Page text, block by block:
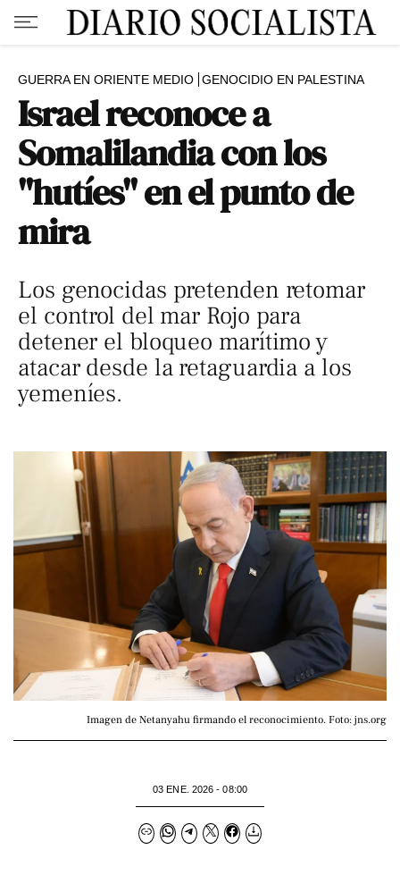
GUERRA EN ORIENTE MEDIO GENOCIDIO EN PALESTINA
Israel reconoce a
Somalilandia con los
"hutíes" en el punto de
mira
Los genocidas pretenden retomar
el control del mar Rojo para
detener el bloqueo marítimo y
atacar desde la retaguardia a los
yemeníes.
Imagen de Netanyahu firmando el reconocimiento. Foto: jns.org
03 ENE. 2026 - 08:00